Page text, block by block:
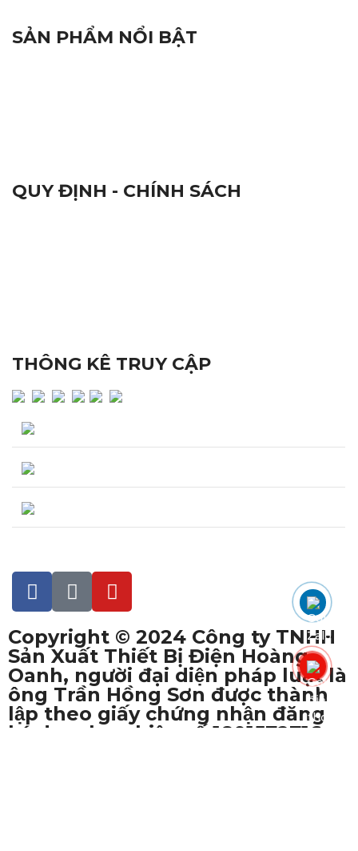
SẢN PHẨM NỔI BẬT
QUY ĐỊNH - CHÍNH SÁCH
THÔNG KÊ TRUY CẬP
Copyright © 2024 Công ty TNHH
Sản Xuất Thiết Bị Điện Hoàng
Oanh, người đại diện pháp luật là
ông Trần Hồng Sơn được thành
lập theo giấy chứng nhận đăng
ký doanh nghiệp số 1801572716